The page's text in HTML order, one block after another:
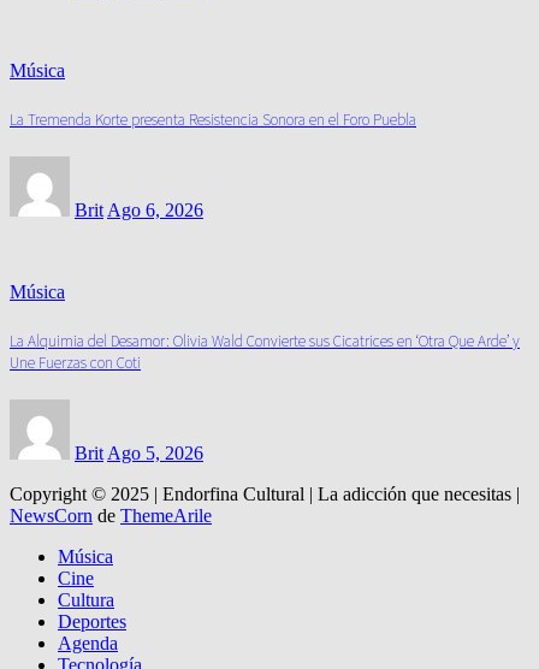
Música
La Tremenda Korte presenta Resistencia Sonora en el Foro Puebla
Brit Ago 6, 2026
Música
La Alquimia del Desamor: Olivia Wald Convierte sus Cicatrices en ‘Otra Que Arde’ y
Une Fuerzas con Coti
Brit Ago 5, 2026
Copyright © 2025 | Endorfina Cultural | La adicción que necesitas |
NewsCorn de ThemeArile
Música
Cine
Cultura
Deportes
Agenda